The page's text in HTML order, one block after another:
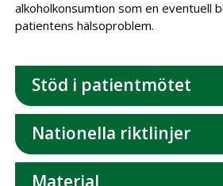
alkoholkonsumtion som en eventuell
patientens hälsoproblem.
Stöd i patientmötet
Nationella riktlinjer
Material